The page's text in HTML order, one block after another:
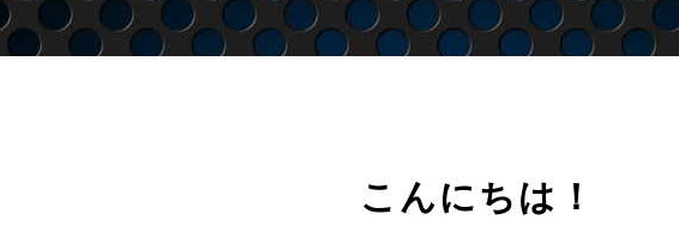
こんにちは！